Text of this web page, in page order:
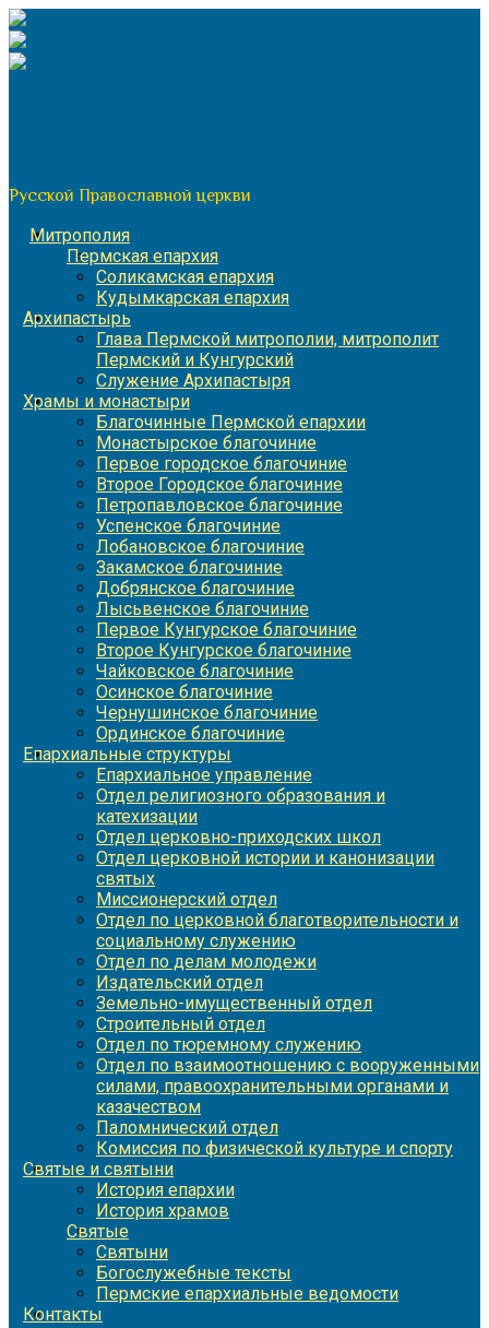
Перейти
к
содержимому
Русской Православной церкви
Митрополия
Пермская епархия
Соликамская епархия
Кудымкарская епархия
Архипастырь
Глава Пермской митрополии, митрополит
Пермский и Кунгурский
Служение Архипастыря
Храмы и монастыри
Благочинные Пермской епархии
Монастырское благочиние
Первое городское благочиние
Второе Городское благочиние
Петропавловское благочиние
Успенское благочиние
Лобановское благочиние
Закамское благочиние
Добрянское благочиние
Лысьвенское благочиние
Первое Кунгурское благочиние
Второе Кунгурское благочиние
Чайковское благочиние
Осинское благочиние
Чернушинское благочиние
Ординское благочиние
Епархиальные структуры
Епархиальное управление
Отдел религиозного образования и
катехизации
Отдел церковно-приходских школ
Отдел церковной истории и канонизации
святых
Миссионерский отдел
Отдел по церковной благотворительности и
социальному служению
Отдел по делам молодежи
Издательский отдел
Земельно-имущественный отдел
Строительный отдел
Отдел по тюремному служению
Отдел по взаимоотношению с вооруженными
силами, правоохранительными органами и
казачеством
Паломнический отдел
Комиссия по физической культуре и спорту
Святые и святыни
История епархии
История храмов
Святые
Святыни
Богослужебные тексты
Пермские епархиальные ведомости
Контакты